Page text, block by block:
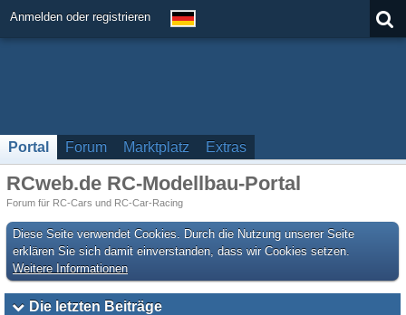
Anmelden oder registrieren
Portal Forum Marktplatz Extras
RCweb.de RC-Modellbau-Portal
Forum für RC-Cars und RC-Car-Racing
Diese Seite verwendet Cookies. Durch die Nutzung unserer Seite
erklären Sie sich damit einverstanden, dass wir Cookies setzen.
Weitere Informationen
Die letzten Beiträge